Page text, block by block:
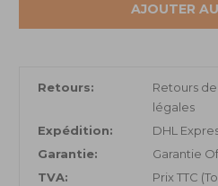
AJOUTER
Retours:
Retours
légales
Expédition:
DHL
Garantie:
Garantie
TVA:
Prix TTC